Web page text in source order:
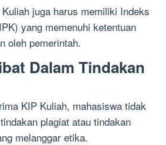
juga harus memiliki Indeks
yang memenuhi ketentuan
oleh pemerintah.
Dalam Tindakan
KIP Kuliah, mahasiswa tidak
plagiat atau tindakan
melanggar etika.